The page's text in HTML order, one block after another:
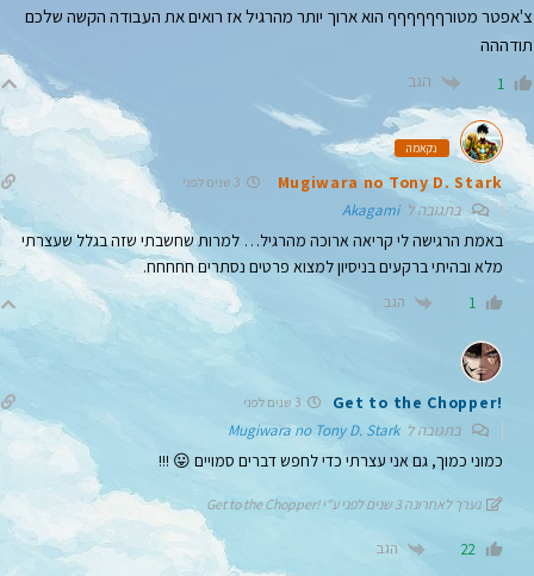
צ'אפטר מטורףףףףףף הוא ארוך יותר מהרגיל אז רואים את העבודה הקשה שלכם
תודההה
1 הגב
נקאמה
Mugiwara no Tony D. Stark 3 שנים לפני
בתגובה לAkagami
באמת הרגישה לי קריאה ארוכה מהרגיל… למרות שחשבתי שזה בגלל שעצרתי
מלא ובהיתי ברקעים בניסיון למצוא פרטים נסתרים חחחחח.
1 הגב
!Get to the Chopper 3 שנים לפני
בתגובה לMugiwara no Tony D. Stark
כמוני כמוך, גם אני עצרתי כדי לחפש דברים סמויים 😛 !!!
נערך לאחרונה 3 שנים לפני ע"י !Get to the Chopper
22 הגב